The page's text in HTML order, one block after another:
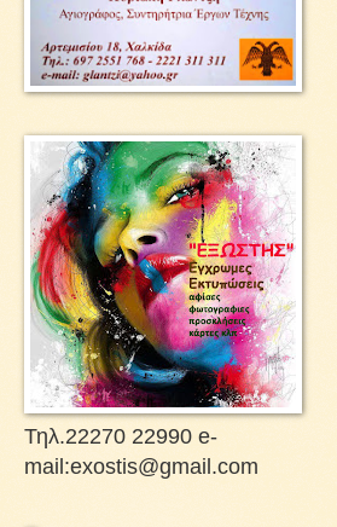
Τηλ.22270 22990 e-
mail:exostis@gmail.com